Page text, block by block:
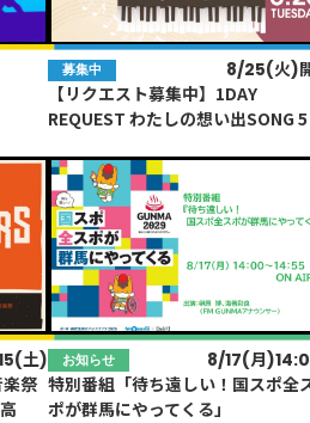
NEWS最新情報
ゲスト情報 G-
タイアップ企画 STAY
募集中
8/25(火)
【リクエスト募集中】1DAY
REQUEST わたしの想い出SONG 5
土)
祭
お知らせ
8/17(月
特別番組「待ち遠しい！国スポ全
ポが群馬にやってくる」
EVENT
8/11(火祝
公開生放送｢LACCO TOWER in 伊勢
オート｣
EVENT
8/11(火祝
公開生放送｢LACCO TOWER in 伊勢
オート｣
の
お知らせ
発売日 7/
バカタオル2026